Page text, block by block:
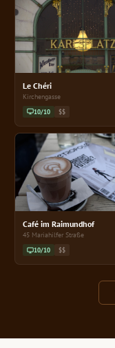
Le Chéri
Kirchengasse
10/10 $$
Café im Raimundhof
45 Mariahilfer Straße
10/10 $$